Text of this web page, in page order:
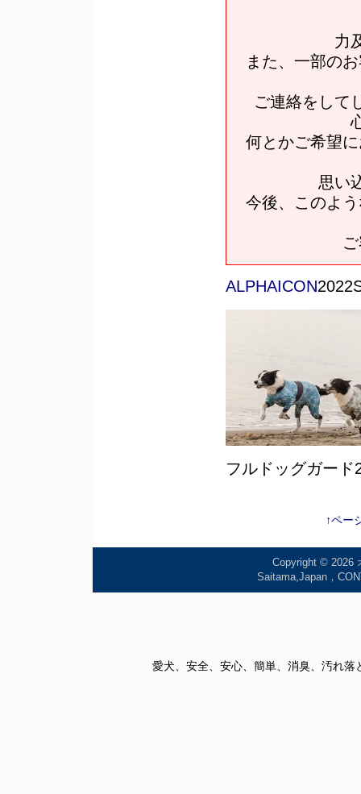
力
また、一部の
ご連絡をして
何とかご希望
思い
今後、このよ
ALPHAICON
フルドッグガード
↑ペー
Copyright © 2026
Saitama,Japan，
愛犬、安全、安心、簡単、消臭、汚れ